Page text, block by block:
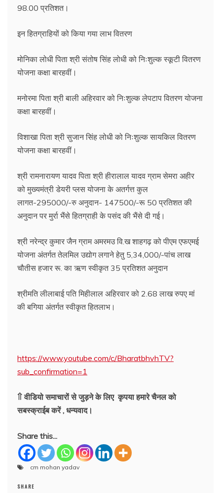
98.00 प्रतिशत।
इन हितग्राहियों को किया गया लाभ वितरण
मोनिका लोधी पिता श्री संतोष सिंह लोधी को निःशुल्क स्कूटी वितरण
योजना कक्षा बारहवीं।
मनोरमा पिता श्री बाली अहिरवार को निःशुल्क लेपटाप वितरण योजना
कक्षा बारहवीं।
विशाखा पिता श्री सुजान सिंह लोधी को निःशुल्क सायकिल वितरण
योजना कक्षा बारहवीं।
श्री रामनारायण यादव पिता श्री हीरालाल यादव ग्राम सेमरा अहीर
को मुख्यमंत्री डेयरी प्लस योजना के अतर्गत्त कुल
लागत-295000/-रु अनुदान- 147500/-रू 50 प्रतिशत की
अनुदान पर मुर्रा भैंसे हितग्राही के पसंद की भैंसे दी गई।
श्री नरेन्द्र कुमार जैन ग्राम अमरमउ वि.ख शाहगढ़ को पीएम एफएमई
योजना अंतर्गत तेलमिल उद्योग लगाने हेतु 5,34,000/-पांच लाख
चौतीस हजार रू. का ऋण स्वीकृत 35 प्रतिशत अनुदान
श्रीमति लीलाबाई पति मिहीलाल अहिरवार को 2.68 लाख रुपए मां
की बगिया अंतर्गत स्वीकृत हितलाभ।
https://www.youtube.com/c/BharatbhvhTV?
sub_confirmation=1
⇑ वीडियो समाचारों से जुड़ने के लिए कृपया हमारे चैनल को
सबस्क्राईब करें , धन्यवाद।
Share this...
cm mohan yadav
SHARE